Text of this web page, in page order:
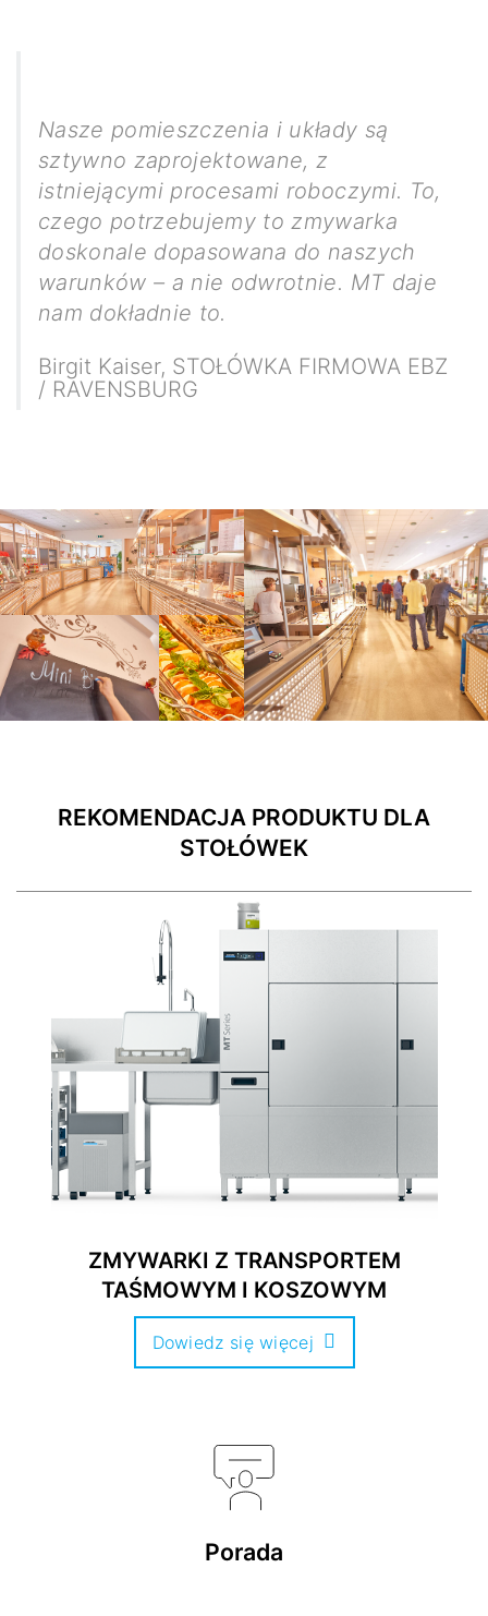
Nasze pomieszczenia i układy są
sztywno zaprojektowane, z
istniejącymi procesami roboczymi. To,
czego potrzebujemy to zmywarka
doskonale dopasowana do naszych
warunków – a nie odwrotnie. MT daje
nam dokładnie to.
Birgit Kaiser, STOŁÓWKA FIRMOWA EBZ
/ RAVENSBURG
REKOMENDACJA PRODUKTU DLA
STOŁÓWEK
ZMYWARKI Z TRANSPORTEM
TAŚMOWYM I KOSZOWYM
Dowiedz się więcej
Porada